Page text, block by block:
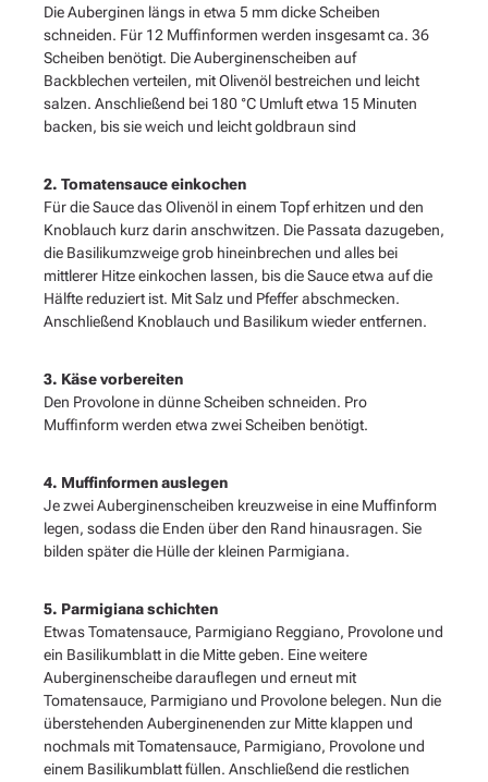
Die Auberginen längs in etwa 5 mm dicke Scheiben
schneiden. Für 12 Muffinformen werden insgesamt ca. 36
Scheiben benötigt. Die Auberginenscheiben auf
Backblechen verteilen, mit Olivenöl bestreichen und leicht
salzen. Anschließend bei 180 °C Umluft etwa 15 Minuten
backen, bis sie weich und leicht goldbraun sind
2. Tomatensauce einkochen
Für die Sauce das Olivenöl in einem Topf erhitzen und den
Knoblauch kurz darin anschwitzen. Die Passata dazugeben,
die Basilikumzweige grob hineinbrechen und alles bei
mittlerer Hitze einkochen lassen, bis die Sauce etwa auf die
Hälfte reduziert ist. Mit Salz und Pfeffer abschmecken.
Anschließend Knoblauch und Basilikum wieder entfernen.
3. Käse vorbereiten
Den Provolone in dünne Scheiben schneiden. Pro
Muffinform werden etwa zwei Scheiben benötigt.
4. Muffinformen auslegen
Je zwei Auberginenscheiben kreuzweise in eine Muffinform
legen, sodass die Enden über den Rand hinausragen. Sie
bilden später die Hülle der kleinen Parmigiana.
5. Parmigiana schichten
Etwas Tomatensauce, Parmigiano Reggiano, Provolone und
ein Basilikumblatt in die Mitte geben. Eine weitere
Auberginenscheibe darauflegen und erneut mit
Tomatensauce, Parmigiano und Provolone belegen. Nun die
überstehenden Auberginenenden zur Mitte klappen und
nochmals mit Tomatensauce, Parmigiano, Provolone und
einem Basilikumblatt füllen. Anschließend die restlichen